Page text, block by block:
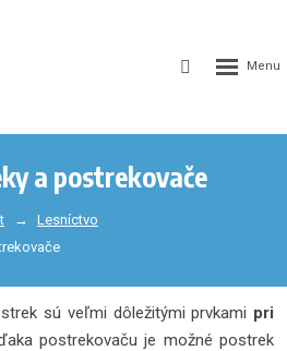
a postrekovače
Lesníctvo
sú veľmi dôležitými prvkami pri
postrekovaču je možné postrek